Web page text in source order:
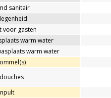
sanitair
voor gasten
warm water
warm water